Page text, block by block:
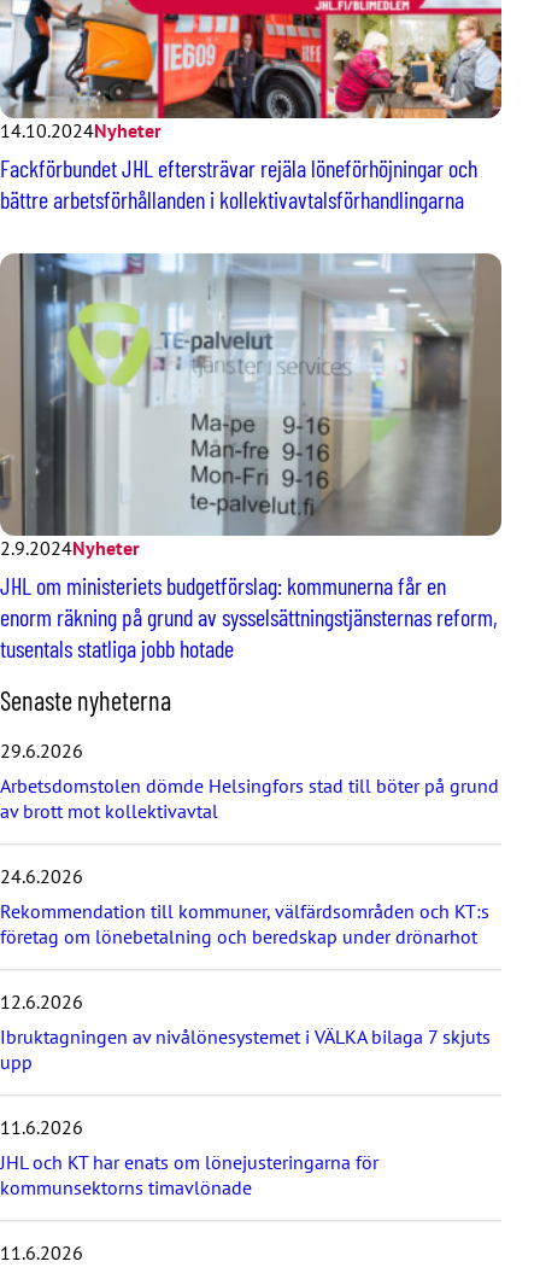
14.10.2024Nyheter
Fackförbundet JHL eftersträvar rejäla löneförhöjningar och
bättre arbetsförhållanden i kollektivavtalsförhandlingarna
2.9.2024Nyheter
JHL om ministeriets budgetförslag: kommunerna får en
enorm räkning på grund av sysselsättningstjänsternas reform,
tusentals statliga jobb hotade
H
o
p
p
a
ö
v
r
d
e
n
a
s
e
n
y
h
e
t
e
Senaste nyheterna
29.6.2026
Arbetsdomstolen dömde Helsingfors stad till böter på grund
av brott mot kollektivavtal
24.6.2026
Rekommendation till kommuner, välfärdsområden och KT:s
företag om lönebetalning och beredskap under drönarhot
12.6.2026
Ibruktagningen av nivålönesystemet i VÄLKA bilaga 7 skjuts
upp
11.6.2026
JHL och KT har enats om lönejusteringarna för
kommunsektorns timavlönade
11.6.2026